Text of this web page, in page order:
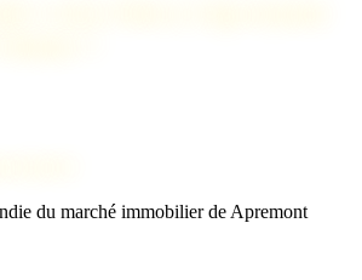
du marché immobilier de Apremont